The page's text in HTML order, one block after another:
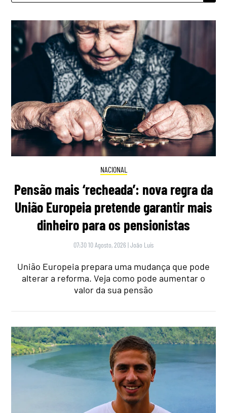
NACIONAL
Pensão mais ‘recheada’: nova regra da
União Europeia pretende garantir mais
dinheiro para os pensionistas
07:30 10 Agosto, 2026 |João Luís
União Europeia prepara uma mudança que pode
alterar a reforma. Veja como pode aumentar o
valor da sua pensão